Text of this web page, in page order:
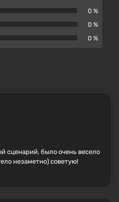
0 %
0 %
0 %
сценарий, было очень весело
незаметно) советую!